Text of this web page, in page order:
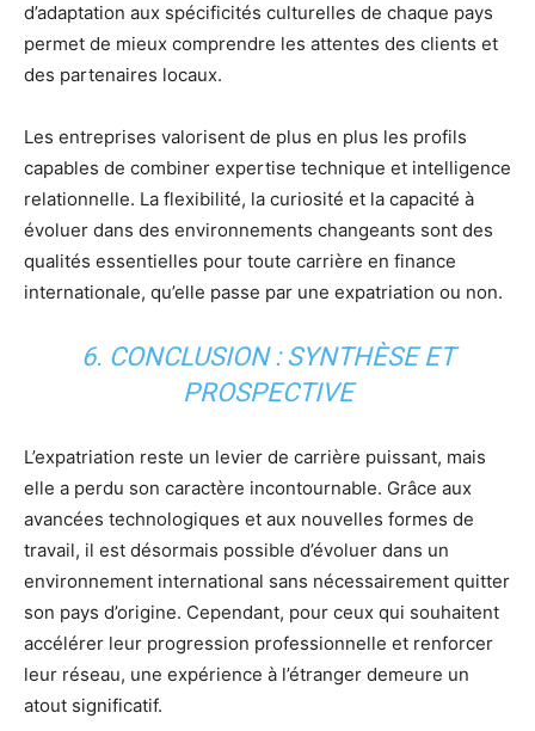
d’adaptation aux spécificités culturelles de chaque pays
permet de mieux comprendre les attentes des clients et
des partenaires locaux.
Les entreprises valorisent de plus en plus les profils
capables de combiner expertise technique et intelligence
relationnelle. La flexibilité, la curiosité et la capacité à
évoluer dans des environnements changeants sont des
qualités essentielles pour toute carrière en finance
internationale, qu’elle passe par une expatriation ou non.
6. CONCLUSION : SYNTHÈSE ET
PROSPECTIVE
L’expatriation reste un levier de carrière puissant, mais
elle a perdu son caractère incontournable. Grâce aux
avancées technologiques et aux nouvelles formes de
travail, il est désormais possible d’évoluer dans un
environnement international sans nécessairement quitter
son pays d’origine. Cependant, pour ceux qui souhaitent
accélérer leur progression professionnelle et renforcer
leur réseau, une expérience à l’étranger demeure un
atout significatif.